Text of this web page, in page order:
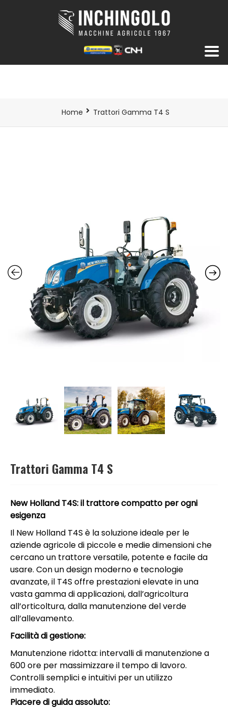
Home Trattori Gamma T4 S
Trattori Gamma T4 S
New Holland T4S: il trattore compatto per ogni
esigenza
Il New Holland T4S è la soluzione ideale per le
aziende agricole di piccole e medie dimensioni che
cercano un trattore versatile, potente e facile da
usare. Con un design moderno e tecnologie
avanzate, il T4S offre prestazioni elevate in una
vasta gamma di applicazioni, dall’agricoltura
all’orticoltura, dalla manutenzione del verde
all’allevamento.
Facilità di gestione:
Manutenzione ridotta: intervalli di manutenzione a
600 ore per massimizzare il tempo di lavoro.
Controlli semplici e intuitivi per un utilizzo
immediato.
Piacere di guida assoluto: